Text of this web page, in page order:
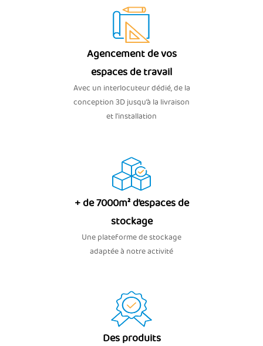
Agencement de vos
espaces de travail
Avec un interlocuteur dédié, de la
conception 3D jusqu’à la livraison
et l'installation
+ de 7000m² d’espaces de
stockage
Une plateforme de stockage
adaptée à notre activité
Des produits